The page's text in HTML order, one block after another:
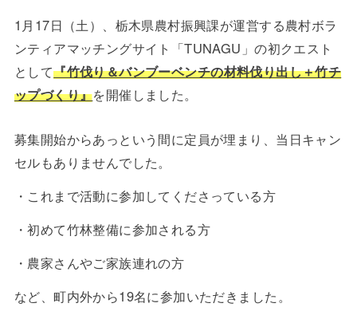
1月17日（土）、栃木県農村振興課が運営する農村ボラ
ンティアマッチングサイト「TUNAGU」の初クエスト
として『竹伐り＆バンブーベンチの材料伐り出し＋竹チ
ップづくり』を開催しました。
募集開始からあっという間に定員が埋まり、当日キャン
セルもありませんでした。
・これまで活動に参加してくださっている方
・初めて竹林整備に参加される方
・農家さんやご家族連れの方
など、町内外から19名に参加いただきました。